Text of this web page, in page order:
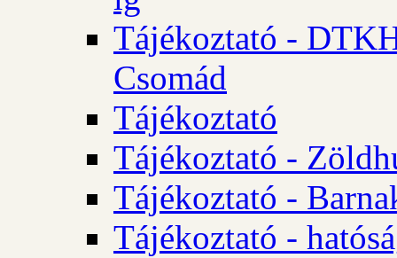
Tájékoztató -
Csomád
Tájékoztató
Tájékoztató -
Tájékoztató -
Tájékoztató -